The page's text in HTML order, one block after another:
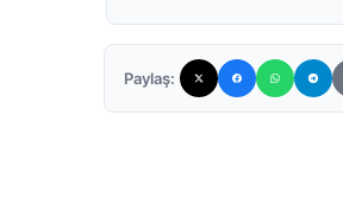
Paylaş: